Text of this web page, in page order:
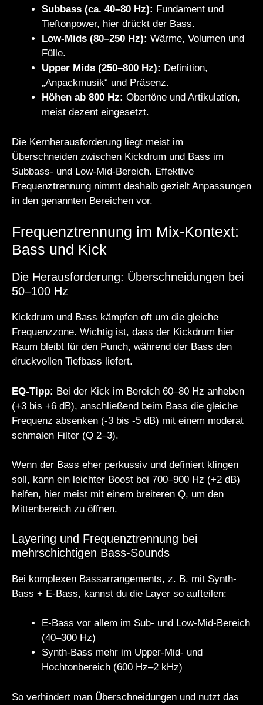
Subbass (ca. 40–80 Hz): Fundament und
Tieftonpower, hier drückt der Bass.
Low-Mids (80–250 Hz): Wärme, Volumen und
Fülle.
Upper Mids (250–800 Hz): Definition,
„Anpackmusik“ und Präsenz.
Höhen ab 800 Hz: Obertöne und Artikulation,
meist dezent eingesetzt.
Die Kernherausforderung liegt meist im
Überschneiden zwischen Kickdrum und Bass im
Subbass- und Low-Mid-Bereich. Effektive
Frequenztrennung nimmt deshalb gezielt Anpassungen
in den genannten Bereichen vor.
Frequenztrennung im Mix-Kontext:
Bass und Kick
Die Herausforderung: Überschneidungen bei
50–100 Hz
Kickdrum und Bass kämpfen oft um die gleiche
Frequenzzone. Wichtig ist, dass der Kickdrum hier
Raum bleibt für den Punch, während der Bass den
druckvollen Tiefbass liefert.
EQ-Tipp: Bei der Kick im Bereich 60–80 Hz anheben
(+3 bis +6 dB), anschließend beim Bass die gleiche
Frequenz absenken (-3 bis -5 dB) mit einem moderat
schmalen Filter (Q 2–3).
Wenn der Bass eher perkussiv und definiert klingen
soll, kann ein leichter Boost bei 700–900 Hz (+2 dB)
helfen, hier meist mit einem breiteren Q, um den
Mittenbereich zu öffnen.
Layering und Frequenztrennung bei
mehrschichtigen Bass-Sounds
Bei komplexen Bassarrangements, z. B. mit Synth-
Bass + E-Bass, kannst du die Layer so aufteilen:
E-Bass vor allem im Sub- und Low-Mid-Bereich
(40–300 Hz)
Synth-Bass mehr im Upper-Mid- und
Hochtonbereich (600 Hz–2 kHz)
So verhindert man Überschneidungen und nutzt das